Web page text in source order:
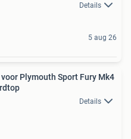
Details
5 aug 26
Plymouth Sport Fury Mk4
Details